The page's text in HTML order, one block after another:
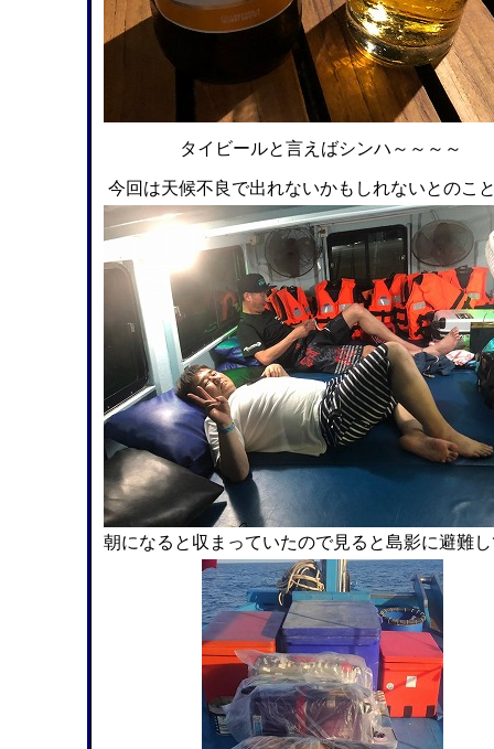
タイビールと言えばシンハ～～～～
今回は天候不良で出れないかもしれないとのこ
朝になると収まっていたので見ると島影に避難